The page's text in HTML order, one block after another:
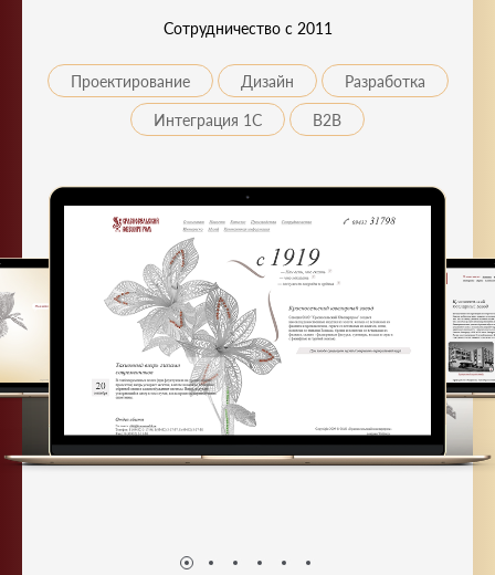
Сотрудничество с 2011
Проектирование Дизайн Разработка
Интеграция 1С B2B